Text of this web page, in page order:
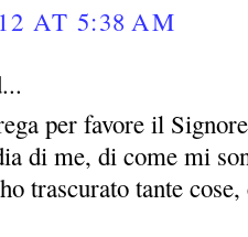
AT 5:38 AM
per favore il
di me, di come mi
trascurato tante